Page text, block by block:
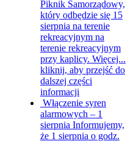
Piknik Samorządowy,
który odbędzie się 15
sierpnia na terenie
rekreacyjnym na
terenie rekreacyjnym
przy kaplicy. Więcej...
kliknij, aby przejść do
dalszej części
informacji
Włączenie syren
alarmowych – 1
sierpnia Informujemy,
że 1 sierpnia o godz.